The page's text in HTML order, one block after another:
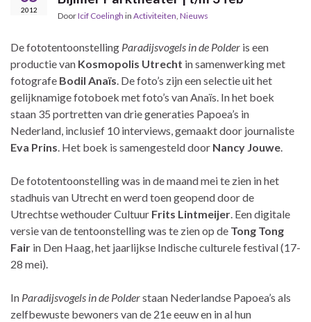
2012
DoorIcif Coelingh in Activiteiten, Nieuws
De fototentoonstelling Paradijsvogels in de Polder is een
productie van Kosmopolis Utrecht in samenwerking met
fotografe Bodil Anaïs. De foto’s zijn een selectie uit het
gelijknamige fotoboek met foto’s van Anaïs. In het boek
staan 35 portretten van drie generaties Papoea’s in
Nederland, inclusief 10 interviews, gemaakt door journaliste
Eva Prins. Het boek is samengesteld door Nancy Jouwe.
De fototentoonstelling was in de maand mei te zien in het
stadhuis van Utrecht en werd toen geopend door de
Utrechtse wethouder Cultuur Frits Lintmeijer. Een digitale
versie van de tentoonstelling was te zien op de Tong Tong
Fair in Den Haag, het jaarlijkse Indische culturele festival (17-
28 mei).
In Paradijsvogels in de Polderstaan Nederlandse Papoea’s als
zelfbewuste bewoners van de 21e eeuw en in al hun